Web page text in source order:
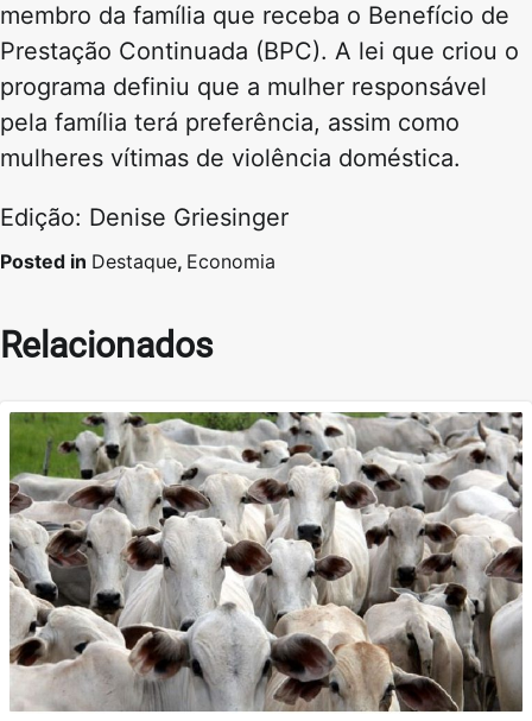
membro da família que receba o Benefício de
Prestação Continuada (BPC). A lei que criou o
programa definiu que a mulher responsável
pela família terá preferência, assim como
mulheres vítimas de violência doméstica.
Edição: Denise Griesinger
Posted in Destaque, Economia
Relacionados